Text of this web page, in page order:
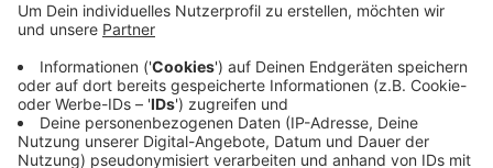
Probleme bei größeren Steigungen, das hat unser
die Scooter und auch E-Bikes an definierten
Flächen in Wuppertal abstellen und ausleihen. Auf
Gehwegen dürfen die Roller nicht stehen. Die Stadt
sieht die Fahrzeuge als Beitrag zur